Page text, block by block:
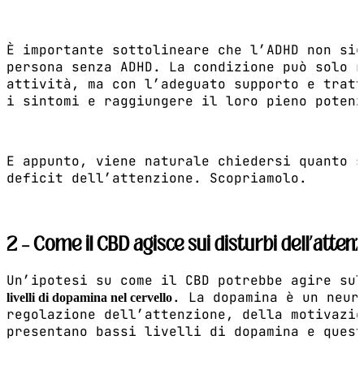
È importante sottolineare che l’ADHD non
persona senza ADHD. La condizione può
attività, ma con l’adeguato supporto e
i sintomi e raggiungere il loro pieno
E appunto, viene naturale chiedersi
deficit dell’attenzione. Scopriamolo.
2 – Come il CBD agisce sui disturbi
Un’ipotesi su come il CBD potrebbe agire
livelli di dopamina nel cervello. La dopamina è un
regolazione dell’attenzione, della
presentano bassi livelli di dopamina e